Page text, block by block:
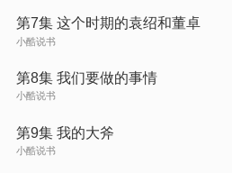
第7集 这个时期的袁绍和董卓
小酷说书
第8集 我们要做的事情
小酷说书
第9集 我的大斧
小酷说书